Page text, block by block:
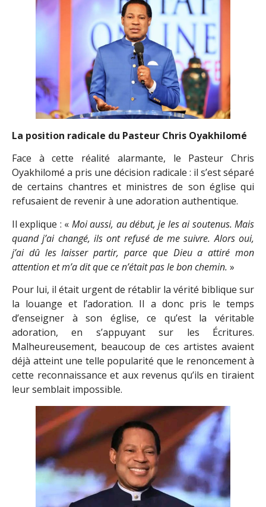
La position radicale du Pasteur Chris Oyakhilomé
Face à cette réalité alarmante, le Pasteur Chris
Oyakhilomé a pris une décision radicale : il s’est séparé
de certains chantres et ministres de son église qui
refusaient de revenir à une adoration authentique.
Il explique : « Moi aussi, au début, je les ai soutenus. Mais
quand j’ai changé, ils ont refusé de me suivre. Alors oui,
j’ai dû les laisser partir, parce que Dieu a attiré mon
attention et m’a dit que ce n’était pas le bon chemin. »
Pour lui, il était urgent de rétablir la vérité biblique sur
la louange et l’adoration. Il a donc pris le temps
d’enseigner à son église, ce qu’est la véritable
adoration, en s’appuyant sur les Écritures.
Malheureusement, beaucoup de ces artistes avaient
déjà atteint une telle popularité que le renoncement à
cette reconnaissance et aux revenus qu’ils en tiraient
leur semblait impossible.